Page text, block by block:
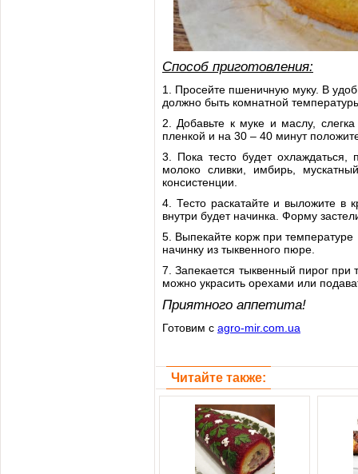
Способ приготовления:
1. Просейте пшеничную муку. В
должно быть комнатной
2. Добавьте к муке и маслу,
пленкой и на 30 – 40 минут
3. Пока тесто будет охлаждаться,
молоко сливки, имбирь,
консистенции.
4. Тесто раскатайте и выложите в
внутри будет начинка. Форму
5. Выпекайте корж при температуре
начинку из тыквенного пюре.
7. Запекается тыквенный пирог
можно украсить орехами или
Приятного аппетита!
Готовим с agro-mir.com.ua
Читайте также: